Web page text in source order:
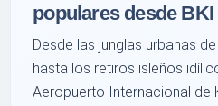
populares desde BKI
Desde las junglas urbanas
hasta los retiros isleños
Aeropuerto Internacional de